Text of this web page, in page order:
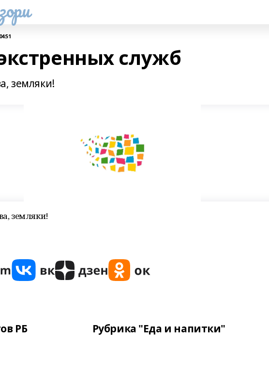
служб
земляки!
земляки!
РБ Рубрика "Еда и напитки"